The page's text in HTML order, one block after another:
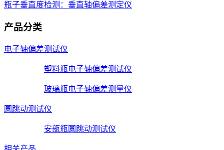
瓶子垂直度检测：垂直轴偏差测定仪
产品分类
电子轴偏差测试仪
塑料瓶电子轴偏差测试仪
玻璃瓶电子轴偏差测量仪
圆跳动测试仪
安瓿瓶圆跳动测试仪